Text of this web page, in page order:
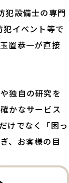
犯設備士の専門
イベント等で
置恭一が直接
独自の研究を
かなサービス
けでなく「困っ
、お客様の目